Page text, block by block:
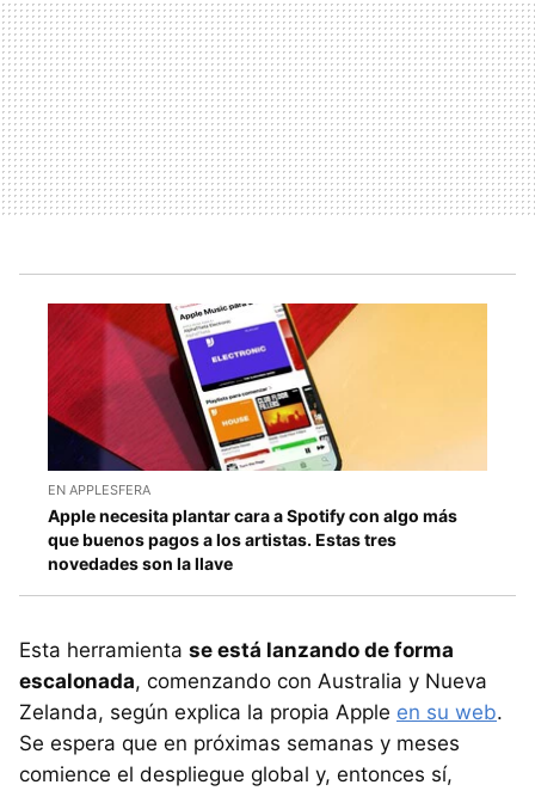
EN APPLESFERA
Apple necesita plantar cara a Spotify con algo más
que buenos pagos a los artistas. Estas tres
novedades son la llave
Esta herramienta se está lanzando de forma
escalonada, comenzando con Australia y Nueva
Zelanda, según explica la propia Apple en su web.
Se espera que en próximas semanas y meses
comience el despliegue global y, entonces sí,